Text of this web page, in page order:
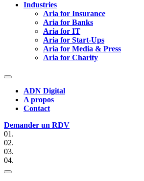
Industries
Aria for Insurance
Aria for Banks
Aria for IT
Aria for Start-Ups
Aria for Media & Press
Aria for Charity
ADN Digital
A propos
Contact
Demander un RDV
01.
02.
03.
04.